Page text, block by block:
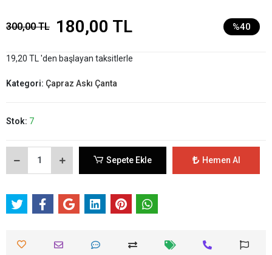
300,00 TL 180,00 TL %40
19,20 TL 'den başlayan taksitlerle
Kategori: Çapraz Askı Çanta
Stok: 7
Sepete Ekle Hemen Al